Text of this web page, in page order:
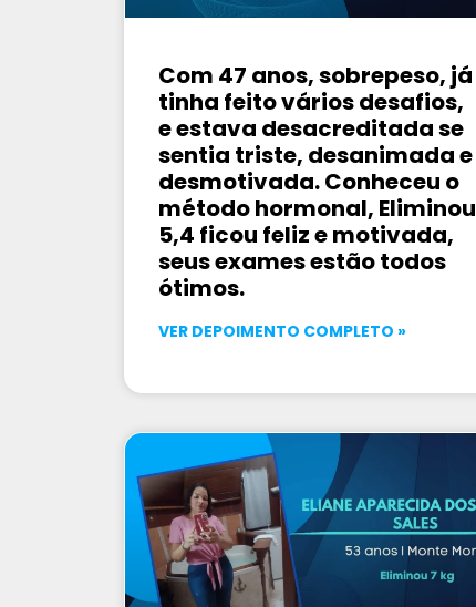
Com 47 anos, sobrepeso, já
tinha feito vários desafios,
e estava desacreditada se
sentia triste, desanimada e
desmotivada. Conheceu o
método hormonal, Eliminou
5,4 ficou feliz e motivada,
seus exames estão todos
ótimos.
VER DEPOIMENTO COMPLETO »